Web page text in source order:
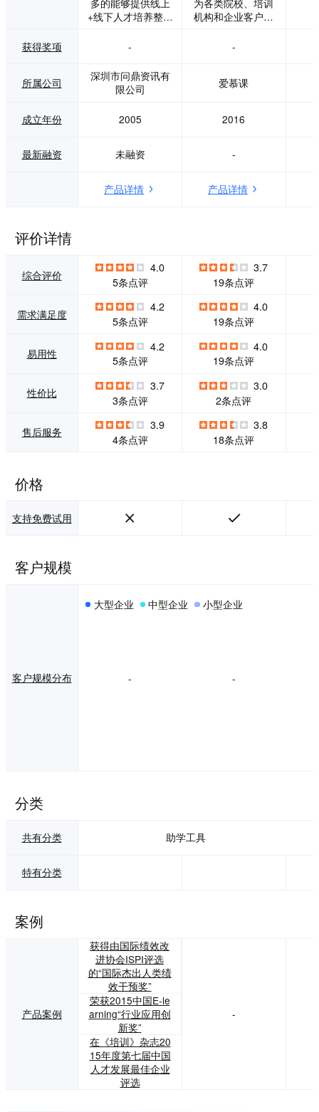
多的能够提供线上
+线下人才培养整体
发/租用、精品课件
批量提供/个性定
制、平台深度运营
询、人才培养规
规划与实施、企业
服务。
为各类院校、培训
机构和企业客户提
大规模开放在线课
作和课件录制、实
决方案、教学教务
决方案等的新型教
厚的技术实力，以
及中国电信、上海
交大等多年的合作
关系，建设全方位
的市场渠道，并贯
通宽带、IPTV和手
机等多种学习终端
和网络，打造新型
的“爱慕课iMooc
s”网校建设平台
和“微课堂WeCas
t”课程营销平台，
帮助各类教学机构
建设以MOOC为特
色的在线教育门
获得奖项 - -
所属公司
深圳市问鼎资讯有
限公司
爱慕课
成立年份 2005 2016
最新融资 未融资 -
产品详情 产品详情
评价详情
综合评价
4.0
5条点评
3.7
19条点评
需求满足度
4.2
5条点评
4.0
19条点评
易用性
4.2
5条点评
4.0
19条点评
性价比
3.7
3条点评
3.0
2条点评
售后服务
3.9
4条点评
3.8
18条点评
价格
支持免费试用
客户规模
客户规模分布
大型企业 中型企业 小型企业
- -
分类
共有分类 助学工具
特有分类
案例
产品案例
获得由国际绩效改
进协会ISPI评选
的“国际杰出人类绩
效干预奖”
荣获2015中国E-le
arning“行业应用创
新奖”
在《培训》杂志20
15年度第七届中国
人才发展最佳企业
评选
-